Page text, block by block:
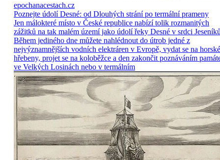
epochanacestach.cz
Poznejte údolí Desné: od Dlouhých strání po termální prameny
Jen málokteré místo v České republice nabízí tolik rozmanitých
zážitků na tak malém území jako údolí řeky Desné v srdci
Během jediného dne můžete nahlédnout do útrob jedné z
nejvýznamnějších vodních elektráren v Evropě, vydat se na horské
hřebeny, projet se na koloběžce a den zakončit poznáváním
ve Velkých Losinách nebo v termálním